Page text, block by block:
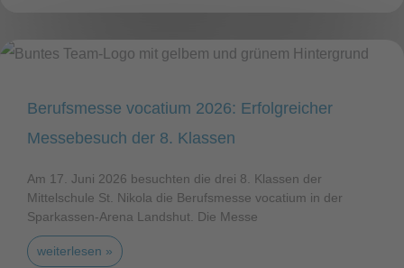
Berufsmesse vocatium 2026: Erfolgreicher
Messebesuch der 8. Klassen
Am 17. Juni 2026 besuchten die drei 8. Klassen der
Mittelschule St. Nikola die Berufsmesse vocatium in der
Sparkassen-Arena Landshut. Die Messe
weiterlesen »